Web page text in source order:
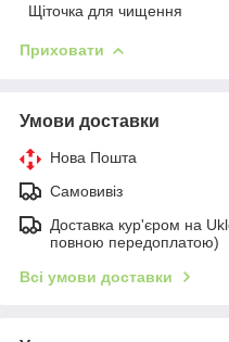
Щіточка для чищення
Приховати
Умови доставки
Нова Пошта
Самовивіз
Доставка кур'єром на
повною передоплатою)
Всі умови доставки